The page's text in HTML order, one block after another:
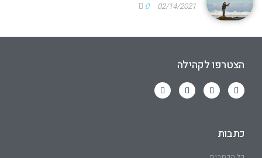
02/14/2021
0
הצטרפו לקהילה
כתבות